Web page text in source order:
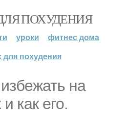
ПОХУДЕНИЯ
уроки
фитнес дома
для похудения
на
как его.